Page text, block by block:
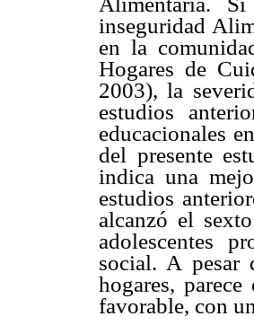
inseguridad
en la
Hogares de
2003), la
estudios
educacionales
del presente
indica una
estudios
alcanzó el
adolescentes
social. A pesar
hogares,
favorable, con